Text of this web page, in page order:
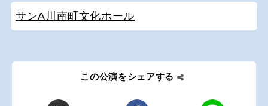
サンA川南町文化ホール
この公演をシェアする